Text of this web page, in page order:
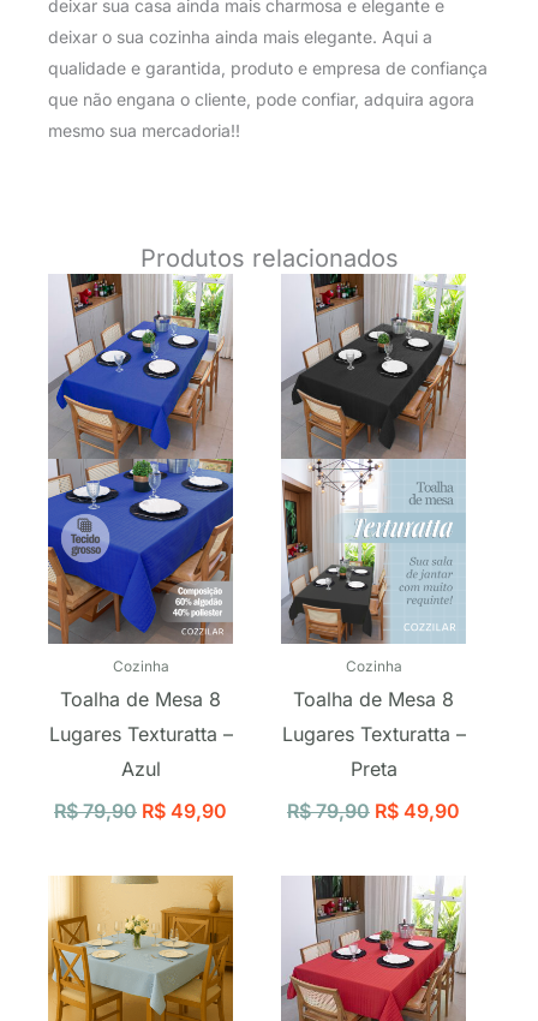
deixar sua casa ainda mais charmosa e elegante e
deixar o sua cozinha ainda mais elegante. Aqui a
qualidade e garantida, produto e empresa de confiança
que não engana o cliente, pode confiar, adquira agora
mesmo sua mercadoria!!
Produtos relacionados
Cozinha
Toalha de Mesa 8
Lugares Texturatta –
Azul
R$79,90
preço
original
era:
R$ 79,90.
R$ 49,90
atual
é:
R$ 49,90.
Cozinha
Toalha de Mesa 8
Lugares Texturatta –
Preta
R$79,90
preço
original
era:
R$ 79,90.
R$ 49,90
O
preço
atual
é:
O
preço
original
era:
R$ 27,37.
O
preço
atual
é:
R$ 23,26.
preço
original
era:
R$ 79,90.
O
preço
atual
é:
R$